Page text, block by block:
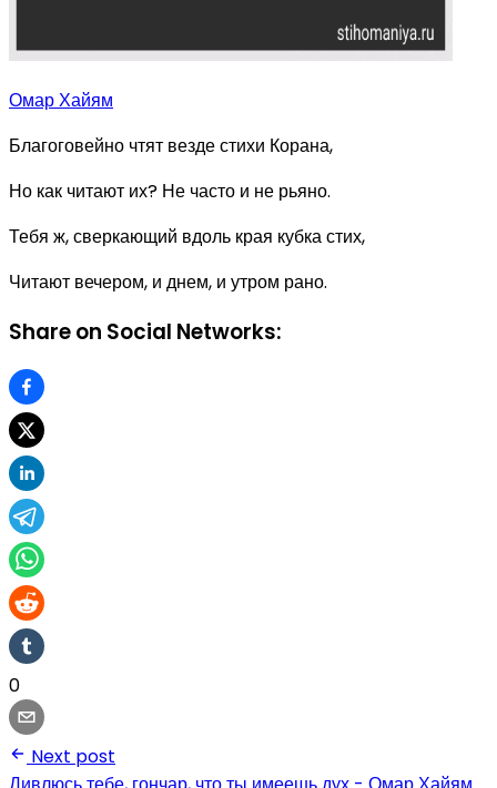
Омар Хайям
Благоговейно чтят везде стихи Корана,
Но как читают их? Не часто и не рьяно.
Тебя ж, сверкающий вдоль края кубка стих,
Читают вечером, и днем, и утром рано.
Share on Social Networks:
0
Next post